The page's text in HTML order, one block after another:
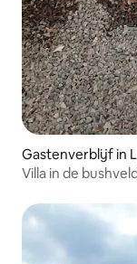
Gastenverblijf in
Villa in de